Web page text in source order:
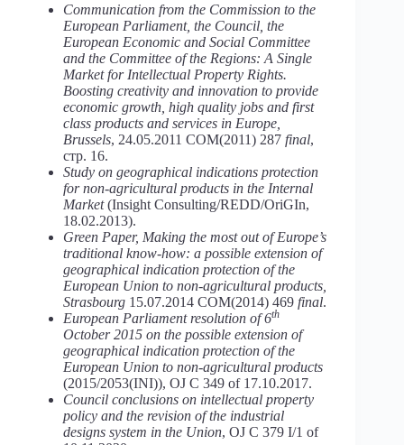
Communication from the Commission to the
European Parliament, the Council, the
European Economic and Social Committee
and the Committee of the Regions: A Single
Market for Intellectual Property Rights.
Boosting creativity and innovation to provide
economic growth, high quality jobs and first
class products and services in Europe,
Brussels, 24.05.2011 COM(2011) 287 final,
стр. 16.
Study on geographical indications protection
for non-agricultural products in the Internal
Market(Insight Consulting/REDD/OriGIn,
18.02.2013).
Green Paper, Making the most out of Europe’s
traditional know-how: a possible extension of
geographical indication protection of the
European Union to non-agricultural products,
Strasbourg 15.07.2014 COM(2014) 469 final.
European Parliament resolution of 6th
October 2015 on the possible extension of
geographical indication protection of the
European Union to non-agricultural products
(2015/2053(INI)), OJ C 349 of 17.10.2017.
Council conclusions on intellectual property
policy and the revision of the industrial
designs system in the Union, OJ C 379 I/1 of